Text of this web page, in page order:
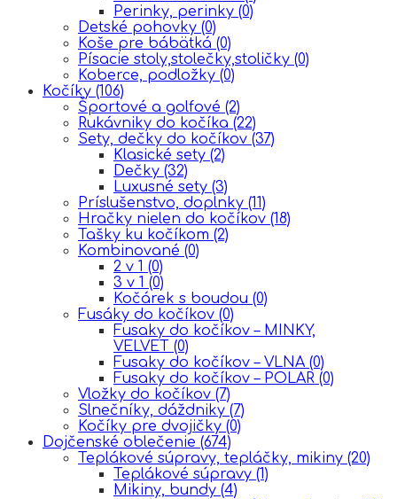
Perinky, perinky (0)
Detské pohovky (0)
Koše pre bábätká (0)
Písacie stoly,stolečky,stoličky (0)
Koberce, podložky (0)
Kočíky (106)
Športové a golfové (2)
Rukávniky do kočíka (22)
Sety, dečky do kočíkov (37)
Klasické sety (2)
Dečky (32)
Luxusné sety (3)
Príslušenstvo, doplnky (11)
Hračky nielen do kočíkov (18)
Tašky ku kočíkom (2)
Kombinované (0)
2 v 1 (0)
3 v 1 (0)
Kočárek s boudou (0)
Fusáky do kočíkov (0)
Fusaky do kočíkov – MINKY,
VELVET (0)
Fusaky do kočíkov – VLNA (0)
Fusaky do kočíkov – POLAR (0)
Vložky do kočíkov (7)
Slnečníky, dáždniky (7)
Kočíky pre dvojičky (0)
Dojčenské oblečenie (674)
Teplákové súpravy, tepláčky, mikiny (20)
Teplákové súpravy (1)
Mikiny, bundy (4)